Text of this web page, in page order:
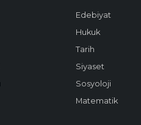
Edebiyat
Hukuk
Tarih
Siyaset
Sosyoloji
Matematik